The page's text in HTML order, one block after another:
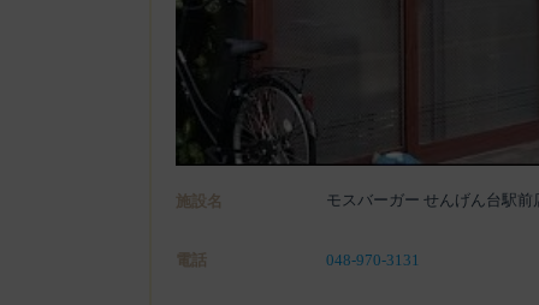
施設名 モスバーガー せんげん台駅前
電話 048-970-3131